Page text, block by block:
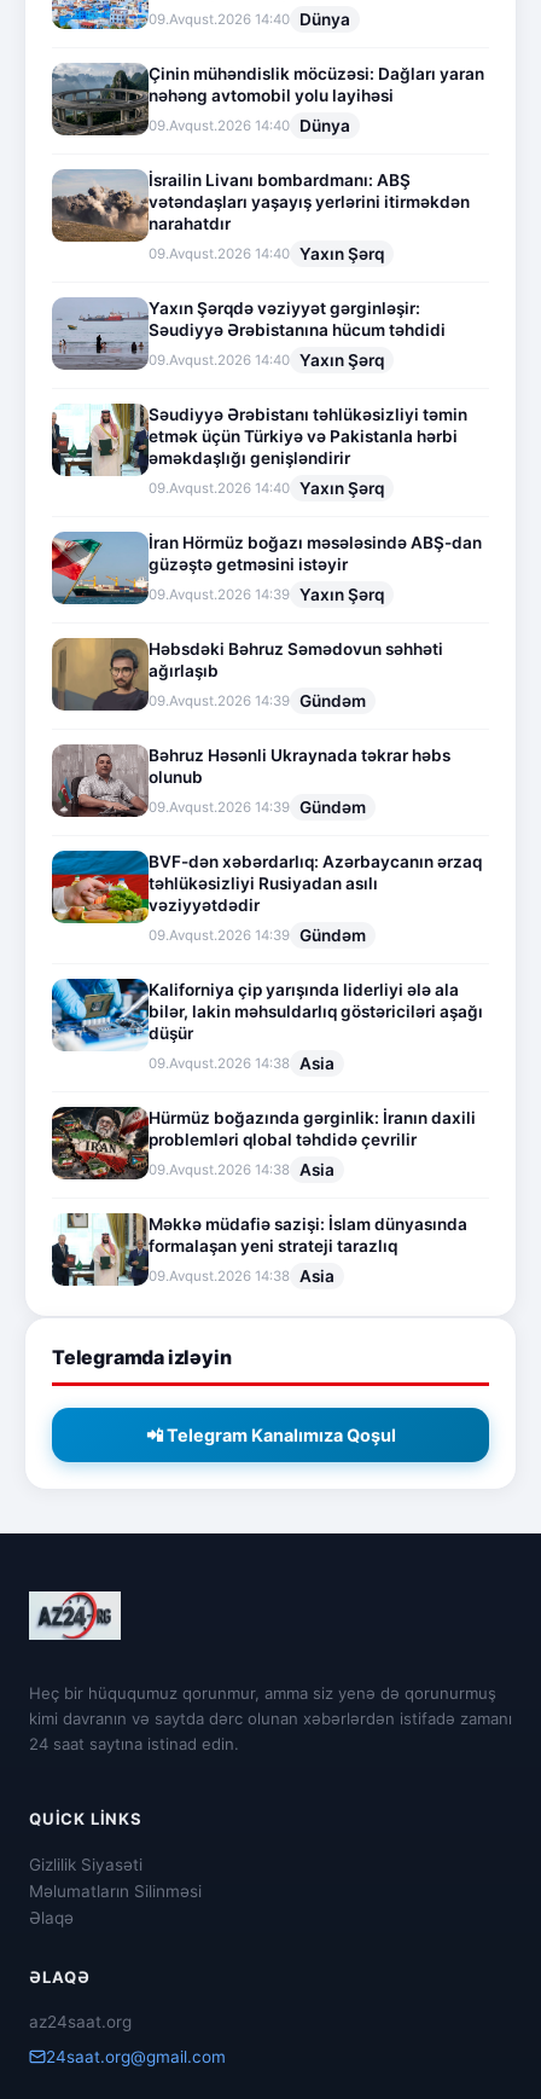
09.Avqust.2026 14:40 Dünya
Çinin mühəndislik möcüzəsi: Dağları yaran
nəhəng avtomobil yolu layihəsi
09.Avqust.2026 14:40 Dünya
İsrailin Livanı bombardmanı: ABŞ
vətəndaşları yaşayış yerlərini itirməkdən
narahatdır
09.Avqust.2026 14:40 Yaxın Şərq
Yaxın Şərqdə vəziyyət gərginləşir:
Səudiyyə Ərəbistanına hücum təhdidi
09.Avqust.2026 14:40 Yaxın Şərq
Səudiyyə Ərəbistanı təhlükəsizliyi təmin
etmək üçün Türkiyə və Pakistanla hərbi
əməkdaşlığı genişləndirir
09.Avqust.2026 14:40 Yaxın Şərq
İran Hörmüz boğazı məsələsində ABŞ-dan
güzəştə getməsini istəyir
09.Avqust.2026 14:39 Yaxın Şərq
Həbsdəki Bəhruz Səmədovun səhhəti
ağırlaşıb
09.Avqust.2026 14:39 Gündəm
Bəhruz Həsənli Ukraynada təkrar həbs
olunub
09.Avqust.2026 14:39 Gündəm
BVF-dən xəbərdarlıq: Azərbaycanın ərzaq
təhlükəsizliyi Rusiyadan asılı
vəziyyətdədir
09.Avqust.2026 14:39 Gündəm
Kaliforniya çip yarışında liderliyi ələ ala
bilər, lakin məhsuldarlıq göstəriciləri aşağı
düşür
09.Avqust.2026 14:38 Asia
Hürmüz boğazında gərginlik: İranın daxili
problemləri qlobal təhdidə çevrilir
09.Avqust.2026 14:38 Asia
Məkkə müdafiə sazişi: İslam dünyasında
formalaşan yeni strateji tarazlıq
09.Avqust.2026 14:38 Asia
Telegramda izləyin
📲 Telegram Kanalımıza Qoşul
Heç bir hüququmuz qorunmur, amma siz yenə də qorunurmuş
kimi davranın və saytda dərc olunan xəbərlərdən istifadə zamanı
24 saat saytına istinad edin.
QUICK LINKS
Gizlilik Siyasəti
Məlumatların Silinməsi
Əlaqə
ƏLAQƏ
az24saat.org
24saat.org@gmail.com